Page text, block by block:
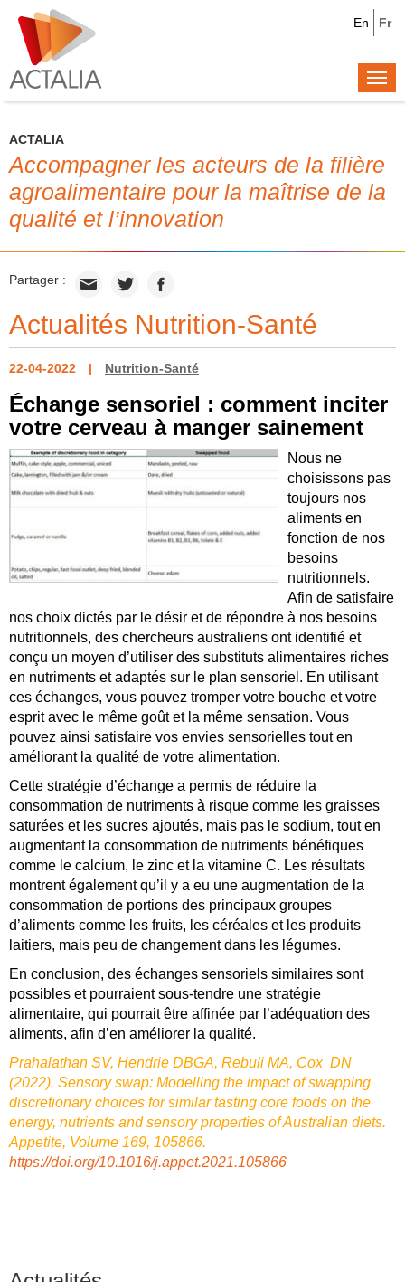
Fr
En
ACTALIA
Accompagner les acteurs de la filière
agroalimentaire pour la maîtrise de la
qualité et l’innovation
Partager :
Actualités Nutrition-Santé
22-04-2022 Nutrition-Santé
Échange sensoriel : comment inciter
votre cerveau à manger sainement
Nous ne
choisissons pas
toujours nos
aliments en
fonction de nos
besoins
nutritionnels.
Afin de satisfaire
nos choix dictés par le désir et de répondre à nos besoins
nutritionnels, des chercheurs australiens ont identifié et
conçu un moyen d’utiliser des substituts alimentaires riches
en nutriments et adaptés sur le plan sensoriel. En utilisant
ces échanges, vous pouvez tromper votre bouche et votre
esprit avec le même goût et la même sensation. Vous
pouvez ainsi satisfaire vos envies sensorielles tout en
améliorant la qualité de votre alimentation.
Cette stratégie d’échange a permis de réduire la
consommation de nutriments à risque comme les graisses
saturées et les sucres ajoutés, mais pas le sodium, tout en
augmentant la consommation de nutriments bénéfiques
comme le calcium, le zinc et la vitamine C. Les résultats
montrent également qu’il y a eu une augmentation de la
consommation de portions des principaux groupes
d’aliments comme les fruits, les céréales et les produits
laitiers, mais peu de changement dans les légumes.
En conclusion, des échanges sensoriels similaires sont
possibles et pourraient sous-tendre une stratégie
alimentaire, qui pourrait être affinée par l’adéquation des
aliments, afin d’en améliorer la qualité.
Prahalathan SV, Hendrie DBGA, Rebuli MA, Cox DN
(2022). Sensory swap: Modelling the impact of swapping
discretionary choices for similar tasting core foods on the
energy, nutrients and sensory properties of Australian diets.
Appetite, Volume 169, 105866.
https://doi.org/10.1016/j.appet.2021.105866